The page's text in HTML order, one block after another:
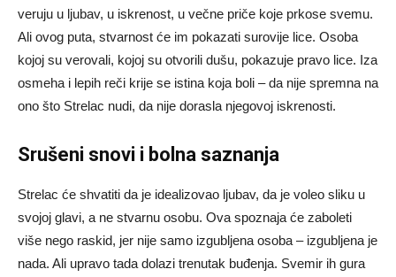
veruju u ljubav, u iskrenost, u večne priče koje prkose svemu.
Ali ovog puta, stvarnost će im pokazati surovije lice. Osoba
kojoj su verovali, kojoj su otvorili dušu, pokazuje pravo lice. Iza
osmeha i lepih reči krije se istina koja boli – da nije spremna na
ono što Strelac nudi, da nije dorasla njegovoj iskrenosti.
Srušeni snovi i bolna saznanja
Strelac će shvatiti da je idealizovao ljubav, da je voleo sliku u
svojoj glavi, a ne stvarnu osobu. Ova spoznaja će zaboleti
više nego raskid, jer nije samo izgubljena osoba – izgubljena je
nada. Ali upravo tada dolazi trenutak buđenja. Svemir ih gura